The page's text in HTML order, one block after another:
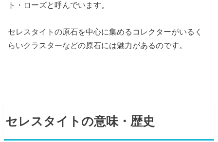
ト・ローズと呼んでいます。
セレスタイトの原石を中心に集めるコレクターがいるく
らいクラスターなどの原石には魅力があるのです。
セレスタイトの意味・歴史